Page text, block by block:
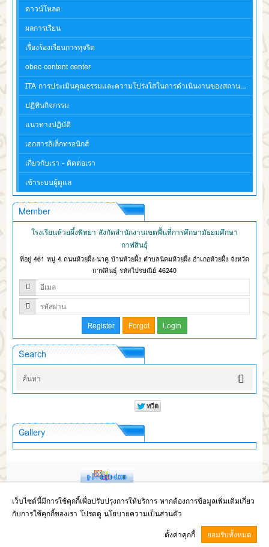
ดาวน์โหลด
ผลการเรียน
เรื่องร้องเรียนการทุจริต
obec content center
ITA การประเมินคุณธรรมและความโปร่งใสในการดำเนินงานของสถานศึกษา
ปฏิทินกิจกรรม
แนวทางปฏิบัติ
เอกสารอิเล็กทรอนิกส์
เกี่ยวกับเรา - ติดต่อเรา
เข้าระบบผู้ดูแล
Member
โรงเรียนห้วยผึ้งพิทยา สังกัดสำนักงานเขตพื้นที่การศึกษามัธยมศึกษา
กาฬสินธุ์
ที่อยู่ 461 หมู่ 4 ถนนห้วยผึ้ง-นาคู บ้านห้วยผึ้ง ตำบลนิคมห้วยผึ้ง อำเภอห้วยผึ้ง จังหวัด
กาฬสินธุ์ รหัสไปรษณีย์ 46240
Search
Gallery
Copyright © 2017โรงเรียนห้วยผึ้งพิทยา สังกัดสำนักงานเขตพื้นที่การศึกษา
มัธยมศึกษากาฬสินธุ์
page process0.0418
quries.)
เว็บไซต์นี้มีการใช้คุกกี้เพื่อปรับปรุงการให้บริการ หากต้องการข้อมูลเพิ่มเติมเกี่ยว
กับการใช้คุกกี้ของเรา โปรดดู นโยบายความเป็นส่วนตัว
ตั้งค่าคุกกี้
ยอมรับทั้งหมด